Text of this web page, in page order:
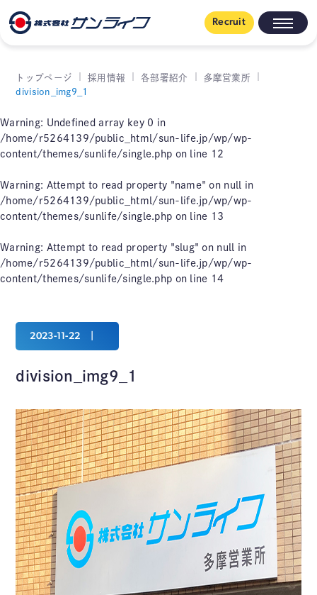
Recruit
トップページ 採用情報 各部署紹介
多摩営業所
division_img9_1
Warning: Undefined array key 0 in
/home/r5264139/public_html/sun-life.jp/wp/wp-
content/themes/sunlife/single.php on line 12
Warning: Attempt to read property "name" on null in
/home/r5264139/public_html/sun-life.jp/wp/wp-
content/themes/sunlife/single.php on line 13
Warning: Attempt to read property "slug" on null in
/home/r5264139/public_html/sun-life.jp/wp/wp-
content/themes/sunlife/single.php on line 14
2023-11-22
division_img9_1